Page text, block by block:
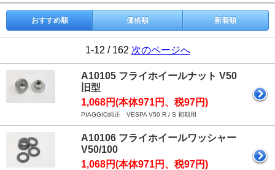
おすすめ順 価格順 新着順
1-12 / 162 次のページへ
A10105 フライホイールナット V50
旧型
1,068円(本体971円、税97円)
PIAGGIO純正 VESPA V50 R / S 初期用
A10106 フライホイールワッシャー
V50/100
1,068円(本体971円、税97円)